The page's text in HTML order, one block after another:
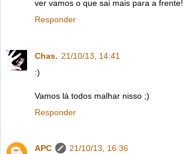
ver vamos o que sai mais para a frente!
Responder
Chas. 21/10/13, 14:41
:)
Vamos lá todos malhar nisso ;)
Responder
APC
21/10/13, 16:36